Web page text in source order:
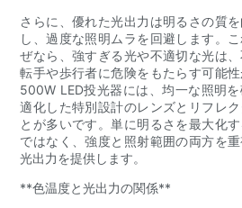
さらに、優れた光出力は明るさの質
し、過度な照明ムラを回避します。
ぜなら、強すぎる光や不適切な光は
転手や歩行者に危険をもたらす可能
500W LED投光器には、均一な照明
適化した特別設計のレンズとリフレ
とが多いです。単に明るさを最大化
ではなく、強度と照射範囲の両方を
光出力を提供します。
**色温度と光出力の関係**